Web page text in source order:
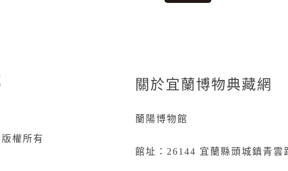
權所有
關於宜蘭博物典藏網
蘭陽博物館
館址：26144 宜蘭縣頭城鎮青雲